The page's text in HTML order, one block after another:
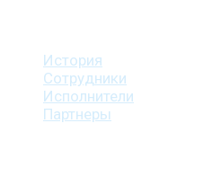
История
Сотрудники
Исполнители
Партнеры